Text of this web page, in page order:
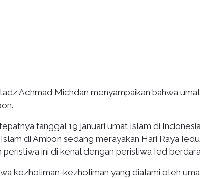
Achmad Michdan menyampaikan bahwa
tanggal 19 januari umat Islam di
di Ambon sedang merayakan Hari Raya
ini di kenal dengan peristiwa Ied
kezholiman-kezholiman yang dialami oleh